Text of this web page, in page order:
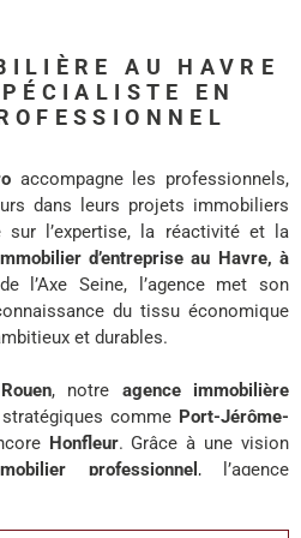
BLOG
AU HAVRE
EN
accompagne les professionnels,
dans leurs projets immobiliers
sur l’expertise, la réactivité et la
d’entreprise au Havre, à
l’Axe Seine, l’agence met son
du tissu économique
et durables.
, notre agence immobilière
comme Port-Jérôme-
Honfleur. Grâce à une vision
professionnel , l’agence